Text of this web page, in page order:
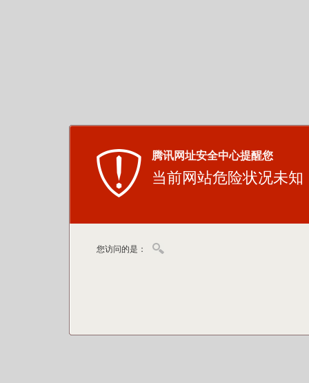
腾讯网址安全中心提醒您
当前网站危险状况未知
您访问的是：